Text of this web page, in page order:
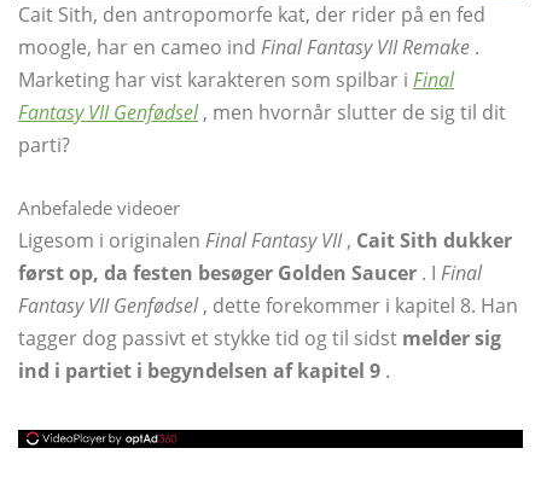
Cait Sith, den antropomorfe kat, der rider på en fed
moogle, har en cameo ind Final Fantasy VII Remake .
Marketing har vist karakteren som spilbar i Final
Fantasy VII Genfødsel , men hvornår slutter de sig til dit
parti?
Anbefalede videoer
Ligesom i originalen Final Fantasy VII, Cait Sith dukker
først op, da festen besøger Golden Saucer . I Final
Fantasy VII Genfødsel, dette forekommer i kapitel 8. Han
tagger dog passivt et stykke tid og til sidst melder sig
ind i partiet i begyndelsen af ​​kapitel 9 .